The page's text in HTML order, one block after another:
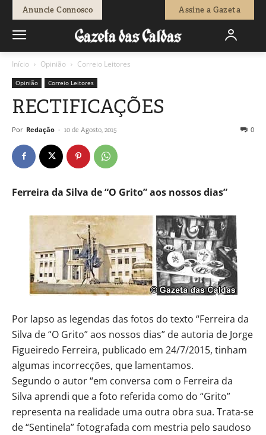
Anuncie Connosco Assine a Gazeta
Início Opinião Correio Leitores
Opinião Correio Leitores
RECTIFICAÇÕES
Por Redação - 10 de Agosto, 2015 0
Ferreira da Silva de “O Grito” aos nossos dias”
Por lapso as legendas das fotos do texto “Ferreira da
Silva de “O Grito” aos nossos dias” de autoria de Jorge
Figueiredo Ferreira, publicado em 24/7/2015, tinham
algumas incorrecções, que lamentamos.
Segundo o autor “em conversa com o Ferreira da
Silva aprendi que a foto referida como do “Grito”
representa na realidade uma outra obra sua. Trata-se
de “Sentinela” fotografada com mestria pelo saudoso